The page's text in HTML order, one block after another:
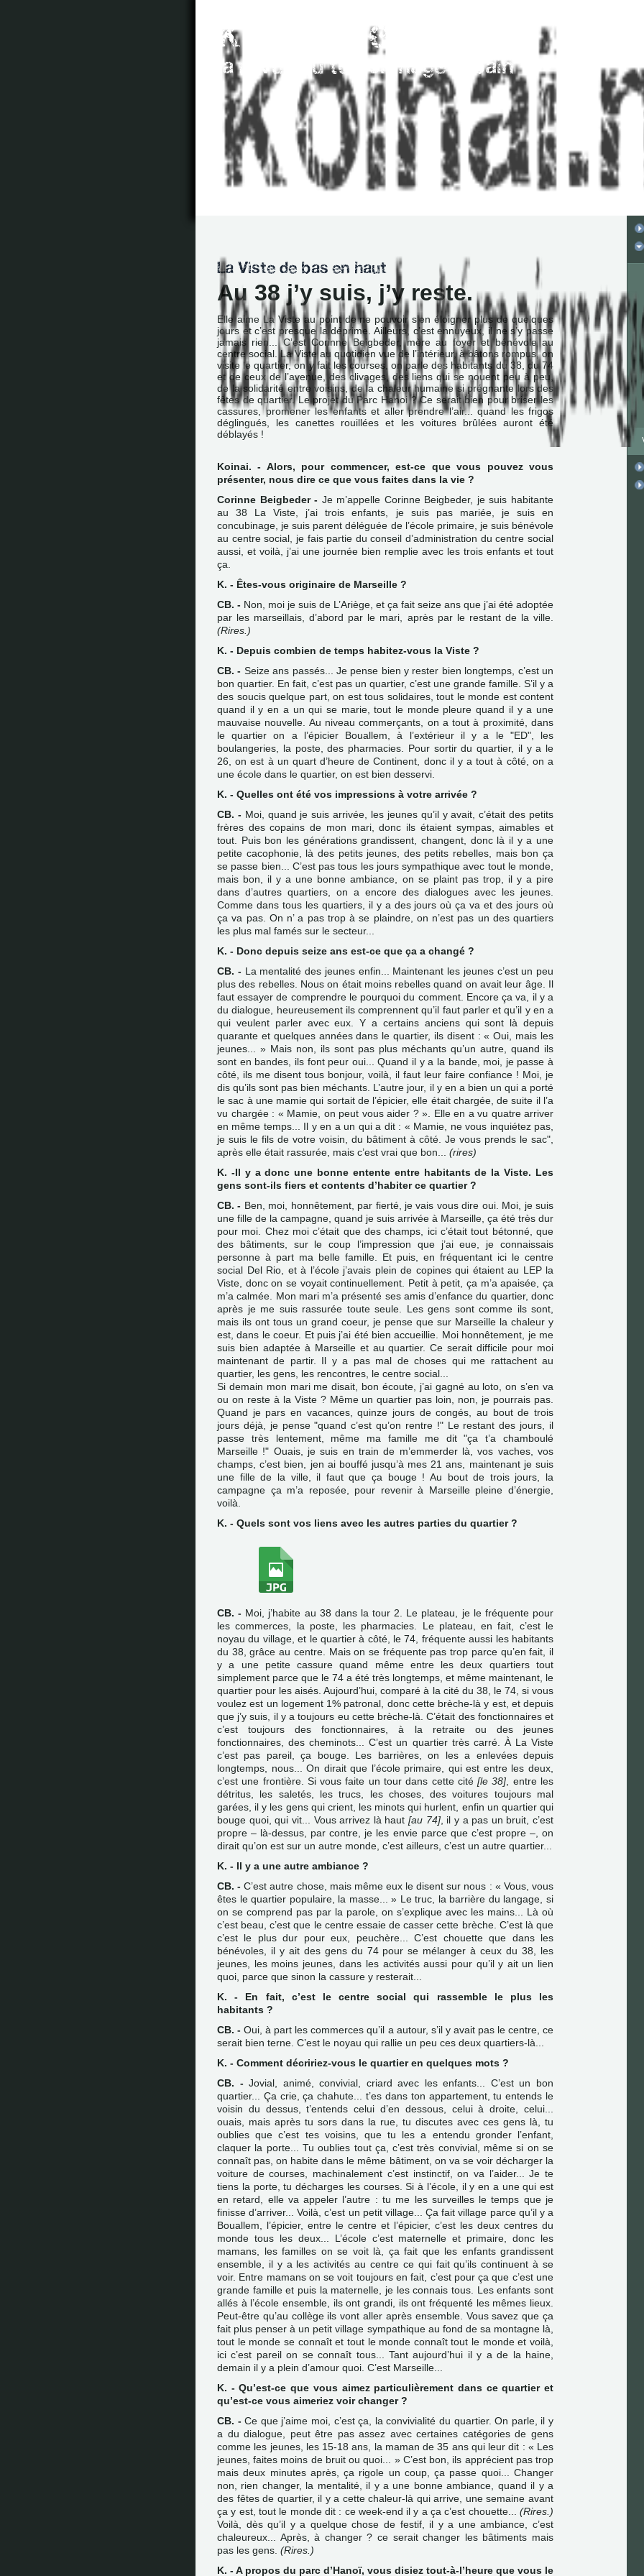
Au 38 j’y suis, j’y reste.
Elle aime La Viste au point de ne pouvoir s’en éloigner plus de quelques
jours et c’est presque la déprime. Ailleurs, c’est ennuyeux, il ne s’y passe
jamais rien... C’est Corinne Beigbeder, mère au foyer et bénévole au
centre social. La Viste au quotidien vue de l’intérieur, à bâtons rompus, on
visite le quartier, on y fait les courses, on parle des habitants du 38, du 74
et de ceux de l’avenue, des clivages, des liens qui se nouent peu à peu,
de la solidarité entre voisins, de la chaleur humaine si prégnante lors des
fêtes de quartier. Le projet du Parc Hanoi ? Ce serait bien pour briser les
cassures, promener les enfants et aller prendre l’air... quand les frigos
déglingués, les canettes rouillées et les voitures brûlées auront été
déblayés !
Koinai. - Alors, pour commencer, est-ce que vous pouvez vous
présenter, nous dire ce que vous faites dans la vie ?
Corinne Beigbeder - Je m’appelle Corinne Beigbeder, je suis habitante
au 38 La Viste, j’ai trois enfants, je suis pas mariée, je suis en
concubinage, je suis parent déléguée de l’école primaire, je suis bénévole
au centre social, je fais partie du conseil d’administration du centre social
aussi, et voilà, j’ai une journée bien remplie avec les trois enfants et tout
ça.
K. - Êtes-vous originaire de Marseille ?
CB. - Non, moi je suis de L’Ariège, et ça fait seize ans que j’ai été adoptée
par les marseillais, d’abord par le mari, après par le restant de la ville.
(Rires.)
K. - Depuis combien de temps habitez-vous la Viste ?
CB. - Seize ans passés... Je pense bien y rester bien longtemps, c’est un
bon quartier. En fait, c’est pas un quartier, c’est une grande famille. S’il y a
des soucis quelque part, on est tous solidaires, tout le monde est content
quand il y en a un qui se marie, tout le monde pleure quand il y a une
mauvaise nouvelle. Au niveau commerçants, on a tout à proximité, dans
le quartier on a l’épicier Bouallem, à l’extérieur il y a le "ED", les
boulangeries, la poste, des pharmacies. Pour sortir du quartier, il y a le
26, on est à un quart d’heure de Continent, donc il y a tout à côté, on a
une école dans le quartier, on est bien desservi.
K. - Quelles ont été vos impressions à votre arrivée ?
CB. -Moi, quand je suis arrivée, les jeunes qu’il y avait, c’était des petits
frères des copains de mon mari, donc ils étaient sympas, aimables et
tout. Puis bon les générations grandissent, changent, donc là il y a une
petite cacophonie, là des petits jeunes, des petits rebelles, mais bon ça
se passe bien... C’est pas tous les jours sympathique avec tout le monde,
mais bon, il y a une bonne ambiance, on se plaint pas trop, il y a pire
dans d’autres quartiers, on a encore des dialogues avec les jeunes.
Comme dans tous les quartiers, il y a des jours où ça va et des jours où
ça va pas. On n’ a pas trop à se plaindre, on n’est pas un des quartiers
les plus mal famés sur le secteur...
K. - Donc depuis seize ans est-ce que ça a changé ?
CB. -La mentalité des jeunes enfin... Maintenant les jeunes c’est un peu
plus des rebelles. Nous on était moins rebelles quand on avait leur âge. Il
faut essayer de comprendre le pourquoi du comment. Encore ça va, il y a
du dialogue, heureusement ils comprennent qu’il faut parler et qu’il y en a
qui veulent parler avec eux. Y a certains anciens qui sont là depuis
quarante et quelques années dans le quartier, ils disent : « Oui, mais les
jeunes... » Mais non, ils sont pas plus méchants qu’un autre, quand ils
sont en bandes, ils font peur oui... Quand il y a la bande, moi, je passe à
côté, ils me disent tous bonjour, voilà, il faut leur faire confiance ! Moi, je
dis qu’ils sont pas bien méchants. L’autre jour, il y en a bien un qui a porté
le sac à une mamie qui sortait de l’épicier, elle était chargée, de suite il l’a
vu chargée : « Mamie, on peut vous aider ? ». Elle en a vu quatre arriver
en même temps... Il y en a un qui a dit : « Mamie, ne vous inquiétez pas,
je suis le fils de votre voisin, du bâtiment à côté. Je vous prends le sac",
après elle était rassurée, mais c’est vrai que bon... (rires)
K. -Il y a donc une bonne entente entre habitants de la Viste. Les
gens sont-ils fiers et contents d’habiter ce quartier ?
CB. - Ben, moi, honnêtement, par fierté, je vais vous dire oui. Moi, je suis
une fille de la campagne, quand je suis arrivée à Marseille, ça été très dur
pour moi. Chez moi c’était que des champs, ici c’était tout bétonné, que
des bâtiments, sur le coup l’impression que j’ai eue, je connaissais
personne à part ma belle famille. Et puis, en fréquentant ici le centre
social Del Rio, et à l’école j’avais plein de copines qui étaient au LEP la
Viste, donc on se voyait continuellement. Petit à petit, ça m’a apaisée, ça
m’a calmée. Mon mari m’a présenté ses amis d’enfance du quartier, donc
après je me suis rassurée toute seule. Les gens sont comme ils sont,
mais ils ont tous un grand coeur, je pense que sur Marseille la chaleur y
est, dans le coeur. Et puis j’ai été bien accueillie. Moi honnêtement, je me
suis bien adaptée à Marseille et au quartier. Ce serait difficile pour moi
maintenant de partir. Il y a pas mal de choses qui me rattachent au
quartier, les gens, les rencontres, le centre social...
Si demain mon mari me disait, bon écoute, j’ai gagné au loto, on s’en va
ou on reste à la Viste ? Même un quartier pas loin, non, je pourrais pas.
Quand je pars en vacances, quinze jours de congés, au bout de trois
jours déjà, je pense "quand c’est qu’on rentre !" Le restant des jours, il
passe très lentement, même ma famille me dit "ça t’a chamboulé
Marseille !" Ouais, je suis en train de m’emmerder là, vos vaches, vos
champs, c’est bien, jen ai bouffé jusqu’à mes 21 ans, maintenant je suis
une fille de la ville, il faut que ça bouge ! Au bout de trois jours, la
campagne ça m’a reposée, pour revenir à Marseille pleine d’énergie,
voilà.
K. - Quels sont vos liens avec les autres parties du quartier ?
CB. - Moi, j’habite au 38 dans la tour 2. Le plateau, je le fréquente pour
les commerces, la poste, les pharmacies. Le plateau, en fait, c’est le
noyau du village, et le quartier à côté, le 74, fréquente aussi les habitants
du 38, grâce au centre. Mais on se fréquente pas trop parce qu’en fait, il
y a une petite cassure quand même entre les deux quartiers tout
simplement parce que le 74 a été très longtemps, et même maintenant, le
quartier pour les aisés. Aujourd’hui, comparé à la cité du 38, le 74, si vous
voulez est un logement 1% patronal, donc cette brèche-là y est, et depuis
que j’y suis, il y a toujours eu cette brèche-là. C’était des fonctionnaires et
c’est toujours des fonctionnaires, à la retraite ou des jeunes
fonctionnaires, des cheminots... C’est un quartier très carré. À La Viste
c’est pas pareil, ça bouge. Les barrières, on les a enlevées depuis
longtemps, nous... On dirait que l’école primaire, qui est entre les deux,
c’est une frontière. Si vous faite un tour dans cette cité[le 38] , entre les
détritus, les saletés, les trucs, les choses, des voitures toujours mal
garées, il y les gens qui crient, les minots qui hurlent, enfin un quartier qui
bouge quoi, qui vit... Vous arrivez là haut [au 74], il y a pas un bruit, c’est
propre – là-dessus, par contre, je les envie parce que c’est propre –, on
dirait qu’on est sur un autre monde, c’est ailleurs, c’est un autre quartier...
K. - Il y a une autre ambiance ?
CB. - C’est autre chose, mais même eux le disent sur nous : « Vous, vous
êtes le quartier populaire, la masse... » Le truc, la barrière du langage, si
on se comprend pas par la parole, on s’explique avec les mains... Là où
c’est beau, c’est que le centre essaie de casser cette brèche. C’est là que
c’est le plus dur pour eux, peuchère... C’est chouette que dans les
bénévoles, il y ait des gens du 74 pour se mélanger à ceux du 38, les
jeunes, les moins jeunes, dans les activités aussi pour qu’il y ait un lien
quoi, parce que sinon la cassure y resterait...
K. - En fait, c’est le centre social qui rassemble le plus les
habitants ?
CB. - Oui, à part les commerces qu’il a autour, s’il y avait pas le centre, ce
serait bien terne. C’est le noyau qui rallie un peu ces deux quartiers-là...
K. - Comment décririez-vous le quartier en quelques mots ?
CB. -Jovial, animé, convivial, criard avec les enfants... C’est un bon
quartier... Ça crie, ça chahute... t’es dans ton appartement, tu entends le
voisin du dessus, t’entends celui d’en dessous, celui à droite, celui...
ouais, mais après tu sors dans la rue, tu discutes avec ces gens là, tu
oublies que c’est tes voisins, que tu les a entendu gronder l’enfant,
claquer la porte... Tu oublies tout ça, c’est très convivial, même si on se
connaît pas, on habite dans le même bâtiment, on va se voir décharger la
voiture de courses, machinalement c’est instinctif, on va l’aider... Je te
tiens la porte, tu décharges les courses. Si à l’école, il y en a une qui est
en retard, elle va appeler l’autre : tu me les surveilles le temps que je
finisse d’arriver... Voilà, c’est un petit village... Ça fait village parce qu’il y a
Bouallem, l’épicier, entre le centre et l’épicier, c’est les deux centres du
monde tous les deux... L’école c’est maternelle et primaire, donc les
mamans, les familles on se voit là, ça fait que les enfants grandissent
ensemble, il y a les activités au centre ce qui fait qu’ils continuent à se
voir. Entre mamans on se voit toujours en fait, c’est pour ça que c’est une
grande famille et puis la maternelle, je les connais tous. Les enfants sont
allés à l’école ensemble, ils ont grandi, ils ont fréquenté les mêmes lieux.
Peut-être qu’au collège ils vont aller après ensemble. Vous savez que ça
fait plus penser à un petit village sympathique au fond de sa montagne là,
tout le monde se connaît et tout le monde connaît tout le monde et voilà,
ici c’est pareil on se connaît tous... Tant aujourd’hui il y a de la haine,
demain il y a plein d’amour quoi. C’est Marseille...
K. - Qu’est-ce que vous aimez particulièrement dans ce quartier et
qu’est-ce vous aimeriez voir changer ?
CB. -Ce que j’aime moi, c’est ça, la convivialité du quartier. On parle, il y
a du dialogue, peut être pas assez avec certaines catégories de gens
comme les jeunes, les 15-18 ans, la maman de 35 ans qui leur dit : « Les
jeunes, faites moins de bruit ou quoi... » C’est bon, ils apprécient pas trop
mais deux minutes après, ça rigole un coup, ça passe quoi... Changer
non, rien changer, la mentalité, il y a une bonne ambiance, quand il y a
des fêtes de quartier, il y a cette chaleur-là qui arrive, une semaine avant
ça y est, tout le monde dit : ce week-end il y a ça c’est chouette... (Rires.)
Voilà, dès qu’il y a quelque chose de festif, il y a une ambiance, c’est
chaleureux... Après, à changer ? ce serait changer les bâtiments mais
pas les gens. (Rires.)
K. - A propos du parc d’Hanoï, vous disiez tout-à-l’heure que vous le